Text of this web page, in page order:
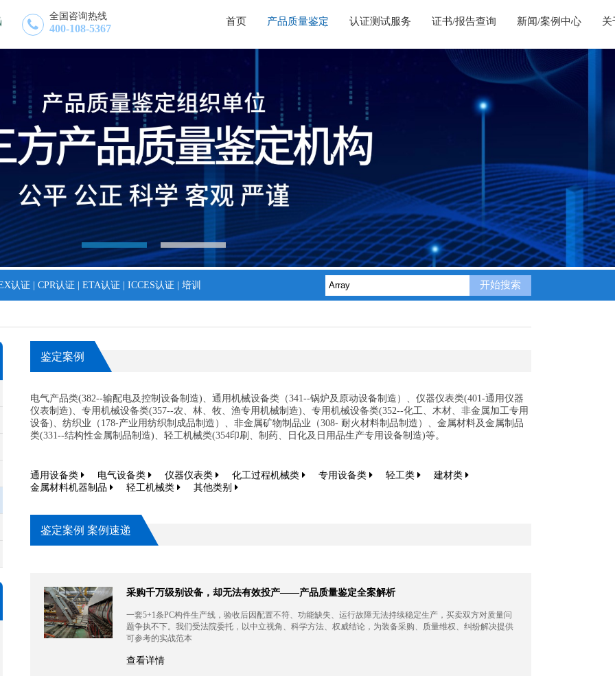
全国咨询热线
400-108-5367
首页 产品质量鉴定 认证测试服务 证书/报告查询 新闻/案例中心 关
认证 CPR认证 ETA认证 ICCES认证 培训
鉴定案例
电气产品类(382--输配电及控制设备制造)、通用机械设备类（341--锅炉及原动设备制造）、仪器仪表类(401-通用仪器
仪表制造)、专用机械设备类(357--农、林、牧、渔专用机械制造)、专用机械设备类(352--化工、木材、非金属加工专用
设备)、纺织业（178-产业用纺织制成品制造）、非金属矿物制品业（308- 耐火材料制品制造）、金属材料及金属制品
类(331--结构性金属制品制造)、轻工机械类(354印刷、制药、日化及日用品生产专用设备制造)等。
通用设备类 电气设备类 仪器仪表类 化工过程机械类 专用设备类 轻工类
建材类
金属材料机器制品
轻工机械类 其他类别
鉴定案例 案例速递
采购千万级别设备，却无法有效投产——产品质量鉴定全案解析
一套5+1条PC构件生产线，验收后因配置不符、功能缺失、运行故障无法持续稳定生产，买卖双方对质量问
题争执不下。我们受法院委托，以中立视角、科学方法、权威结论，为装备采购、质量维权、纠纷解决提供
可参考的实战范本
查看详情